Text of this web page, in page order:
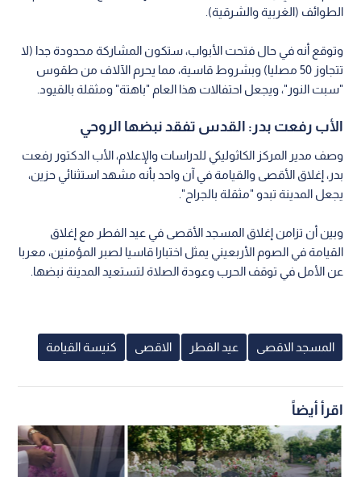
الطوائف (الغربية والشرقية).
وتوقع أنه في حال فتحت الأبواب، ستكون المشاركة محدودة جدا (لا
تتجاوز 50 مصليا) وبشروط قاسية، مما يحرم الآلاف من طقوس
"سبت النور"، ويجعل احتفالات هذا العام "باهتة" ومثقلة بالقيود.
الأب رفعت بدر: القدس تفقد نبضها الروحي
وصف مدير المركز الكاثوليكي للدراسات والإعلام، الأب الدكتور رفعت
بدر، إغلاق الأقصى والقيامة في آن واحد بأنه مشهد استثنائي حزين،
يجعل المدينة تبدو "مثقلة بالجراح".
وبين أن تزامن إغلاق المسجد الأقصى في عيد الفطر مع إغلاق
القيامة في الصوم الأربعيني يمثل اختبارا قاسيا لصبر المؤمنين، معربا
عن الأمل في توقف الحرب وعودة الصلاة لتستعيد المدينة نبضها.
المسجد الاقصى عيد الفطر الاقصى كنيسة القيامة
اقرأ أيضاً